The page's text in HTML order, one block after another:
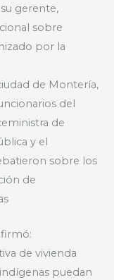
gerente,
sobre
por la
de Montería,
del
de
y el
sobre los
de
de vivienda
puedan